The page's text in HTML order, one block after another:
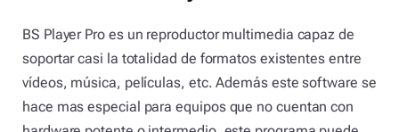
BS Player Pro es un reproductor multimedia capaz de
soportar casi la totalidad de formatos existentes entre
vídeos, música, películas, etc. Además este software se
hace mas especial para equipos que no cuentan con